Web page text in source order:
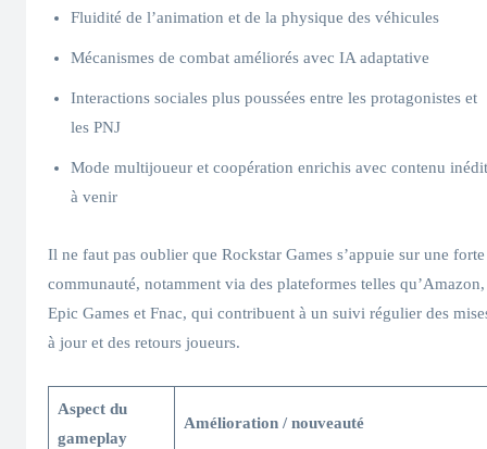
Fluidité de l’animation et de la physique des véhicules
Mécanismes de combat améliorés avec IA adaptative
Interactions sociales plus poussées entre les protagonistes et
les PNJ
Mode multijoueur et coopération enrichis avec contenu inédit
à venir
Il ne faut pas oublier que Rockstar Games s’appuie sur une forte
communauté, notamment via des plateformes telles qu’Amazon,
Epic Games et Fnac, qui contribuent à un suivi régulier des
à jour et des retours joueurs.
Aspect du
gameplay
Amélioration / nouveauté